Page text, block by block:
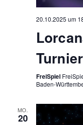
20.10.2025 um
Turnier
FreiSpiel
Baden-
MO.
20